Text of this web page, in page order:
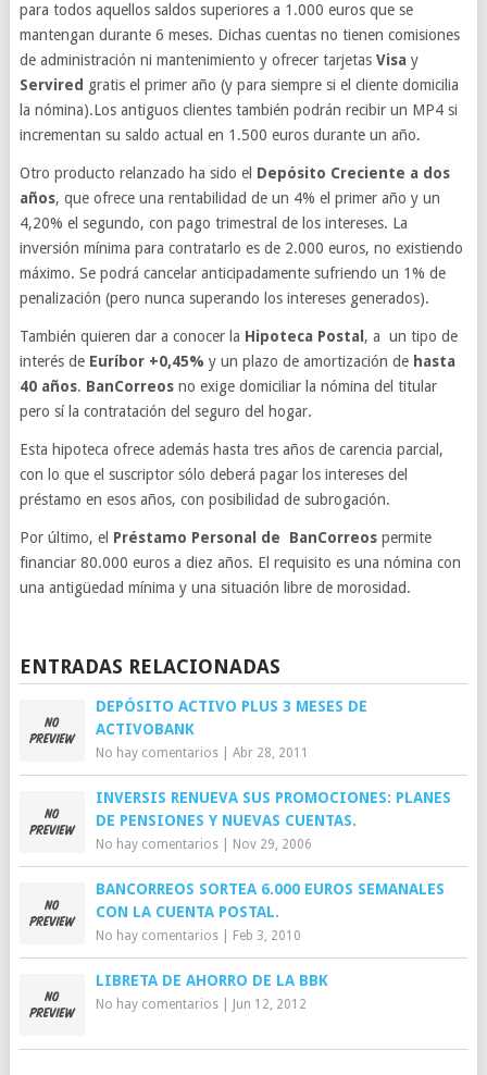
para todos aquellos saldos superiores a 1.000 euros que se
mantengan durante 6 meses. Dichas cuentas no tienen comisiones
de administración ni mantenimiento y ofrecer tarjetas Visa y
Servired gratis el primer año (y para siempre si el cliente domicilia
la nómina).Los antiguos clientes también podrán recibir un MP4 si
incrementan su saldo actual en 1.500 euros durante un año.
Otro producto relanzado ha sido el Depósito Creciente a dos
años, que ofrece una rentabilidad de un 4% el primer año y un
4,20% el segundo, con pago trimestral de los intereses. La
inversión mínima para contratarlo es de 2.000 euros, no existiendo
máximo. Se podrá cancelar anticipadamente sufriendo un 1% de
penalización (pero nunca superando los intereses generados).
También quieren dar a conocer la Hipoteca Postal , a un tipo de
interés de Euríbor +0,45% y un plazo de amortización de hasta
40 años. BanCorreosno exige domiciliar la nómina del titular
pero sí la contratación del seguro del hogar.
Esta hipoteca ofrece además hasta tres años de carencia parcial,
con lo que el suscriptor sólo deberá pagar los intereses del
préstamo en esos años, con posibilidad de subrogación.
Por último, el Préstamo Personal de BanCorreospermite
financiar 80.000 euros a diez años. El requisito es una nómina con
una antigüedad mínima y una situación libre de morosidad.
ENTRADAS RELACIONADAS
DEPÓSITO ACTIVO PLUS 3 MESES DE
ACTIVOBANK
No hay comentarios| Abr 28, 2011
INVERSIS RENUEVA SUS PROMOCIONES: PLANES
DE PENSIONES Y NUEVAS CUENTAS.
No hay comentarios| Nov 29, 2006
BANCORREOS SORTEA 6.000 EUROS SEMANALES
CON LA CUENTA POSTAL.
No hay comentarios| Feb 3, 2010
LIBRETA DE AHORRO DE LA BBK
No hay comentarios| Jun 12, 2012